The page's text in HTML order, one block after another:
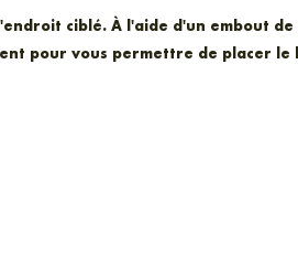
ciblé. À l'aide d'un embout
pour vous permettre de placer